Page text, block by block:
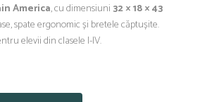
America, cu dimensiuni 32 × 18 × 43
spate ergonomic și bretele căptușite.
elevii din clasele I-IV.